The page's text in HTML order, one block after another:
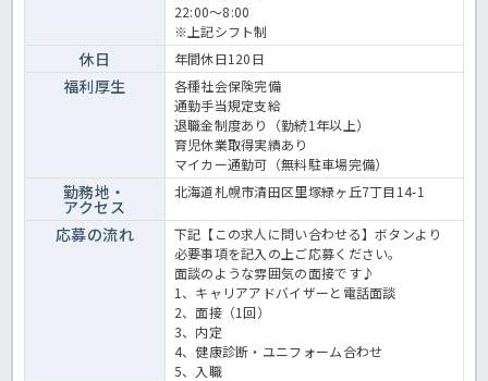
22:00～8:00
※上記シフト制
休日 年間休日120日
福利厚生
各種社会保険完備
通勤手当規定支給
退職金制度あり（勤続1年以上）
育児休業取得実績あり
マイカー通勤可（無料駐車場完備）
勤務地・
アクセス
北海道札幌市清田区里塚緑ヶ丘7丁目14-1
応募の流れ
下記【この求人に問い合わせる】ボタンより
必要事項を記入の上ご応募ください。
面談のような雰囲気の面接です♪
1、キャリアアドバイザーと電話面談
2、面接（1回）
3、内定
4、健康診断・ユニフォーム合わせ
5、入職